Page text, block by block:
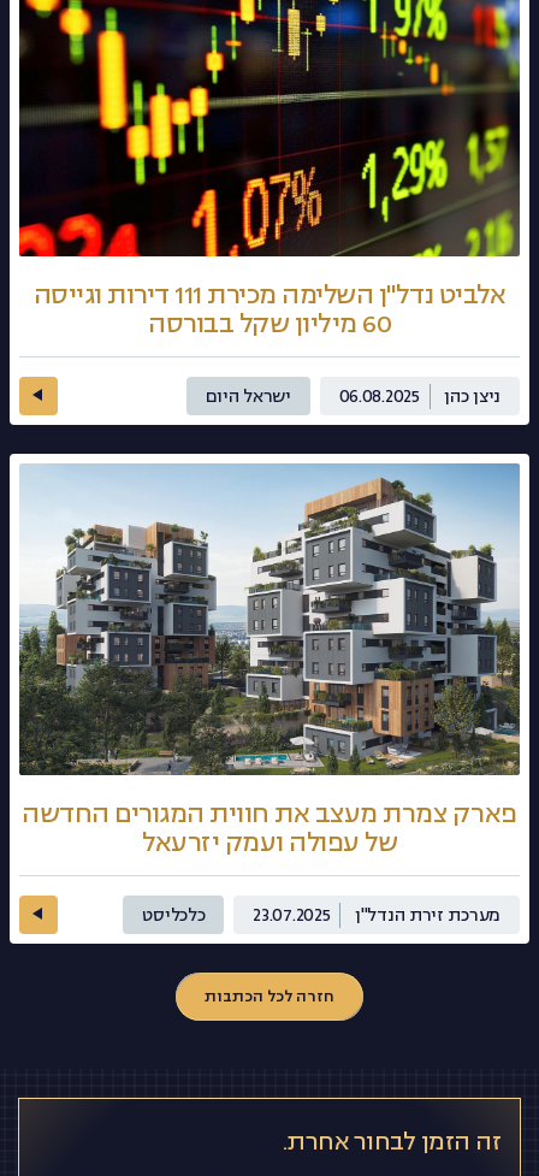
אלביט נדל"ן השלימה מכירת 111 דירות וגייסה
60 מיליון שקל בבורסה
ניצן כהן 06.08.2025 ישראל היום
פארק צמרת מעצב את חווית המגורים החדשה
של עפולה ועמק יזרעאל
מערכת זירת הנדל"ן 23.07.2025 כלכליסט
חזרה לכל הכתבות
זה הזמן לבחור אחרת.